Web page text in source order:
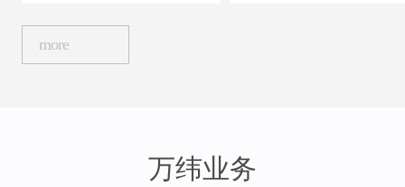
more
万纬业务